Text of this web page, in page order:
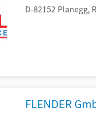
D-82152 Planegg,
FLENDER